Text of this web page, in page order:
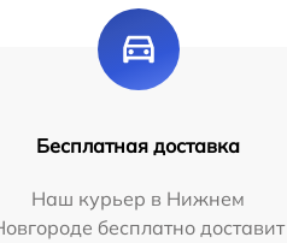
Бесплатная доставка
Наш курьер в Нижнем
бесплатно доставит